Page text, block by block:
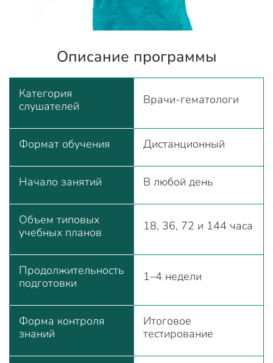
Описание программы
Категория
слушателей
Врачи-гематологи
Формат обучения Дистанционный
Начало занятий В любой день
Объем типовых
учебных планов
18, 36, 72 и 144 часа
Продолжительность
подготовки
1–4 недели
Форма контроля
знаний
Итоговое
тестирование